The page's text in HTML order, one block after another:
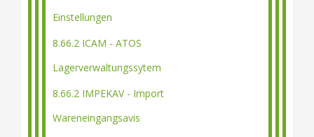
Einstellungen
8.66.2 ICAM - ATOS
Lagerverwaltungssytem
8.66.2 IMPEKAV - Import
Wareneingangsavis